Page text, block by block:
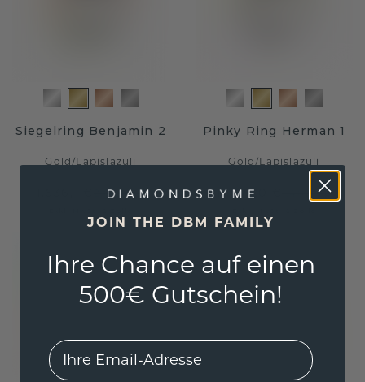
Siegelring Benjamin 2
Gold/Lapislazuli
2.045,- €
Pinky Ring Herman 1
Gold/Lapislazuli
1.127,20 € 1.409,- €
JOIN THE DBM FAMILY
Ihre Chance auf einen
500€ Gutschein!
EMail